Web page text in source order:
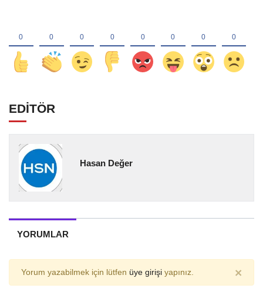
EDİTÖR
Hasan Değer
YORUMLAR
Yorum yazabilmek için lütfen üye girişi yapınız. ×